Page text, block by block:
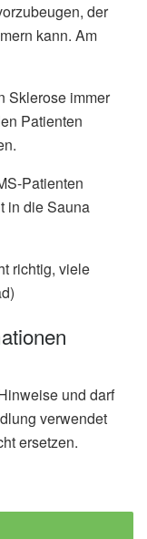
der
kann. Am
Sklerose immer
Patienten
Patienten
in die Sauna
richtig, viele
und darf
verwendet
ersetzen.